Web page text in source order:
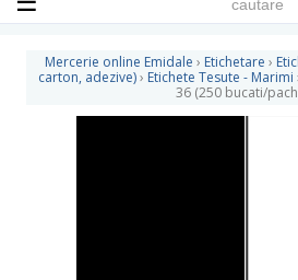
Mercerie online Emidale › Etichetare ›
carton, adezive)› Etichete Tesute - Marimi
36 (250 bucati/